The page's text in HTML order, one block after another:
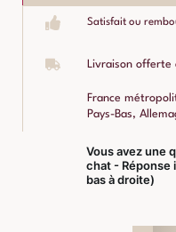
Satisfait ou
Livraison
France
Pays-Bas,
Vous avez une
chat - Réponse
bas à droite)